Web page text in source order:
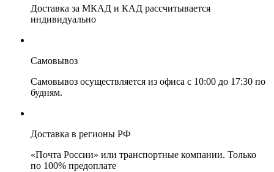
Доставка за МКАД и КАД рассчитывается
индивидуально
Самовывоз
Самовывоз осуществляется из офиса с 10:00 до 17:30 по
будням.
Доставка в регионы РФ
«Почта России» или транспортные компании. Только
по 100% предоплате